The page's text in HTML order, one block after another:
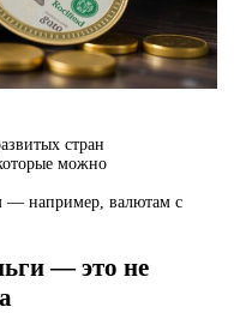
стран
можно
— например, валютам с
— это не